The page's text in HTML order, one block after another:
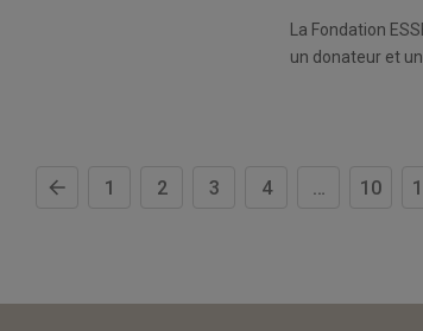
La Fondation
un donateur et un
1 2 3 4 … 10